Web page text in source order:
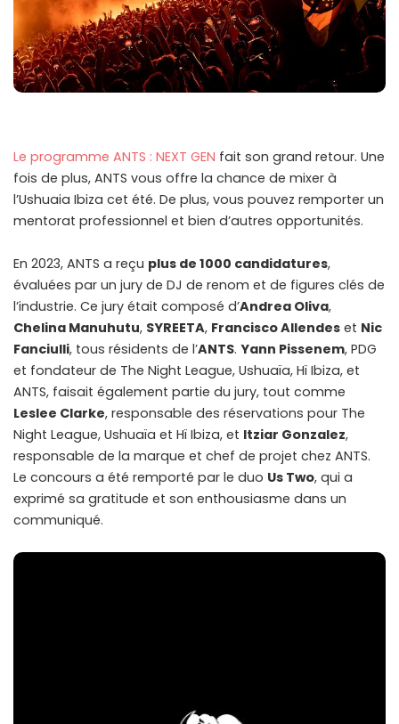
Le programme ANTS : NEXT GEN fait son grand retour. Une
fois de plus, ANTS vous offre la chance de mixer à
l’Ushuaia Ibiza cet été. De plus, vous pouvez remporter un
mentorat professionnel et bien d’autres opportunités.
En 2023, ANTS a reçu plus de 1000 candidatures,
évaluées par un jury de DJ de renom et de figures clés de
l’industrie. Ce jury était composé d’Andrea Oliva,
Chelina Manuhutu, SYREETA, Francisco Allendes et Nic
Fanciulli, tous résidents de l’ANTS. Yann Pissenem, PDG
et fondateur de The Night League, Ushuaïa, Hï Ibiza, et
ANTS, faisait également partie du jury, tout comme
Leslee Clarke, responsable des réservations pour The
Night League, Ushuaïa et Hï Ibiza, et Itziar Gonzalez,
responsable de la marque et chef de projet chez ANTS.
Le concours a été remporté par le duo Us Two, qui a
exprimé sa gratitude et son enthousiasme dans un
communiqué.